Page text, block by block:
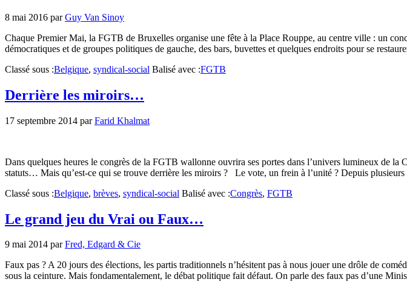
8 mai 2016 parGuy Van Sinoy
Chaque Premier Mai, la FGTB de Bruxelles organise une fête à la Place Rouppe, au centre ville : un
démocratiques et de groupes politiques de gauche, des bars, buvettes et quelques endroits pour se
Classé sous :Belgique, syndical-social Balisé avec :FGTB
Derrière les miroirs…
17 septembre 2014 parFarid Khalmat
Dans quelques heures le congrès de la FGTB wallonne ouvrira ses portes dans l’univers lumineux de
statuts… Mais qu’est-ce qui se trouve derrière les miroirs ? Le vote, un frein à l’unité ? Depuis
Classé sous :Belgique, brèves, syndical-social Balisé avec :Congrès, FGTB
Le grand jeu du Vrai ou Faux…
9 mai 2014 parFred, Edgard & Cie
Faux pas ? A 20 jours des élections, les partis traditionnels n’hésitent pas à nous jouer une drôle de
sous la ceinture. Mais fondamentalement, le débat politique fait défaut. On parle des faux pas d’une